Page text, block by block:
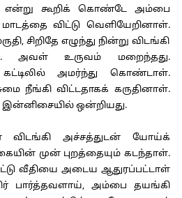
என்று கூறிக் கொண்டே அம்பை
மாடத்தை விட்டு வெளியேறினாள்.
சிறிதே எழுந்து நின்று விடங்கி
அவள் உருவம் மறைந்தது.
அமர்ந்து கொண்டாள்.
நீங்கி விட்டதாகக் கருதினாள்.
ஒன்றியது.
அச்சத்துடன் யோய்க்
முன் புறத்தையும் கடந்தாள்.
வீதியை அடைய ஆதுரப்பட்டாள்
பார்த்தவளாய், அம்பை தயங்கி